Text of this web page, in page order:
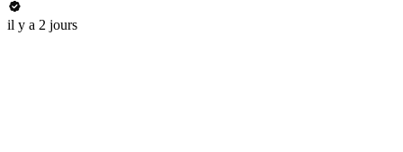
il y a 2 jours